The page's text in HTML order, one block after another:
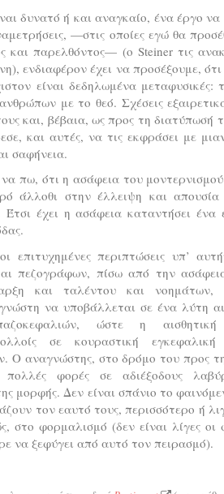
δυνατό ή και αναγκαίο, ένα έργο να
—στις οποίες εγώ θα
και παρελθόντος— (ο Steiner τις
ενδιαφέρον έχει να προσέξουμε,
είναι δεδηλωμένα
με το θεό. Σχέσεις
και, βέβαια, ως προς τη διατύπωσή
και αυτές, να τις εκφράσει με
σαφήνεια.
πω, ότι η ασάφεια του μοντερνισμού
άλλοθι στην έλλειψη και απουσία
Έτσι έχει η ασάφεια καταντήσει ένα
επιτυχημένες περιπτώσεις υπ’
πεζογράφων, πίσω από την
και ταλέντου και νοημάτων,
να υποβάλλεται σε ένα λύτη
ώστε η
σε κουραστική εγκεφαλική
Ο αναγνώστης, στο δρόμο του προς
φορές σε αδιέξοδους
μορφής. Δεν είναι σπάνιο το
τον εαυτό τους, περισσότερο ή
στο φορμαλισμό (δεν είναι λίγες οι
να ξεφύγει από αυτό τον πειρασμό).